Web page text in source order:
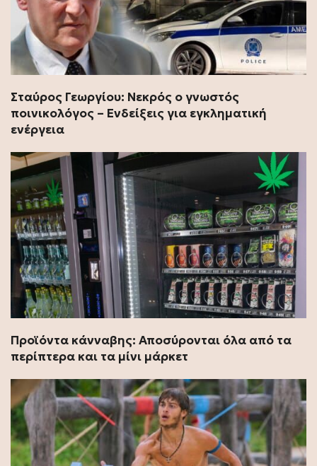
Σταύρος Γεωργίου: Νεκρός ο γνωστός
ποινικολόγος – Ενδείξεις για εγκληματική
ενέργεια
Προϊόντα κάνναβης: Αποσύρονται όλα από τα
περίπτερα και τα μίνι μάρκετ